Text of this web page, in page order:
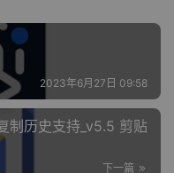
2023年6月27日 09:58
历史支持_v5.5 剪贴
下一篇